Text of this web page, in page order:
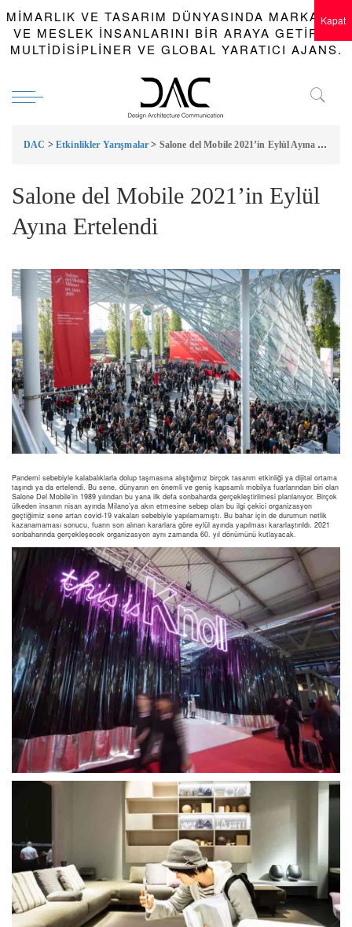
MIMARLIK VE TASARIM DÜNYASINDA MARKALAR
VE MESLEK INSANLARINI BIR ARAYA GETIREN
MULTIDISIPLINER VE GLOBAL YARATICI AJANS.
DAC > Etkinlikler Yarışmalar > Salone del Mobile 2021’in Eylül Ayına Ertelendi
Salone del Mobile 2021’in Eylül
Ayına Ertelendi
Pandemi sebebiyle kalabalıklarla dolup taşmasına alıştığımız birçok tasarım etkinliği ya dijital ortama
taşındı ya da ertelendi. Bu sene, dünyanın en önemli ve geniş kapsamlı mobilya fuarlarından biri olan
Salone Del Mobile’in 1989 yılından bu yana ilk defa sonbaharda gerçekleştirilmesi planlanıyor. Birçok
ülkeden insanın nisan ayında Milano’ya akın etmesine sebep olan bu ilgi çekici organizasyon
geçtiğimiz sene artan covid-19 vakaları sebebiyle yapılamamıştı. Bu bahar için de durumun netlik
kazanamaması sonucu, fuarın son alınan kararlara göre eylül ayında yapılması kararlaştırıldı. 2021
sonbaharında gerçekleşecek organizasyon aynı zamanda 60. yıl dönümünü kutlayacak.
Kapat